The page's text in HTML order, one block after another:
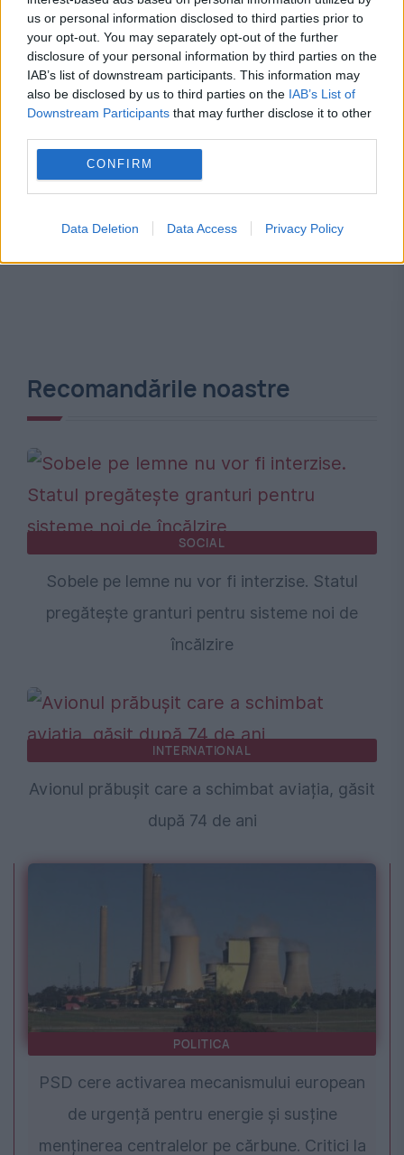
us or personal information disclosed to third parties prior to
your opt-out. You may separately opt-out of the further
disclosure of your personal information by third parties on the
IAB’s list of downstream participants. This information may
also be disclosed by us to third parties on the IAB’s List of
Downstream Participants that may further disclose it to other
CONFIRM
Data Deletion Data Access Privacy Policy
papura
Recomandările noastre
SOCIAL
Sobele pe lemne nu vor fi interzise. Statul
pregătește granturi pentru sisteme noi de
încălzire
INTERNATIONAL
Avionul prăbușit care a schimbat aviația, găsit
după 74 de ani
POLITICA
PSD cere activarea mecanismului european
de urgență pentru energie și susține
menținerea centralelor pe cărbune. Critici la